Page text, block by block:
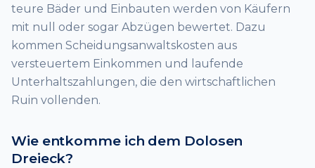
teure Bäder und Einbauten werden von Käufern
mit null oder sogar Abzügen bewertet. Dazu
kommen Scheidungsanwaltskosten aus
versteuertem Einkommen und laufende
Unterhaltszahlungen, die den wirtschaftlichen
Ruin vollenden.
Wie entkomme ich dem Dolosen
Dreieck?